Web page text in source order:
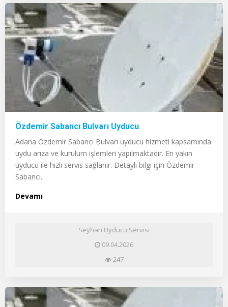
Özdemir Sabancı Bulvarı Uyducu
Adana Özdemir Sabancı Bulvarı uyducu hizmeti kapsamında
uydu arıza ve kurulum işlemleri yapılmaktadır. En yakın
uyducu ile hızlı servis sağlanır. Detaylı bilgi için Özdemir
Sabancı..
Devamı
Seyhan Uyducu Servisi
09.04.2026
247